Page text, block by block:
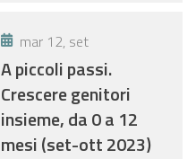
mar 12, set
A piccoli passi.
Crescere genitori
insieme, da 0 a 12
mesi (set-ott 2023)